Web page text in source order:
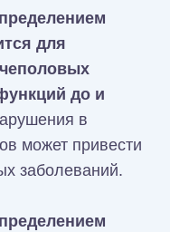
для
до и
в
может привести
заболеваний.